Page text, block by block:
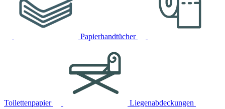
Papierhandtücher
Toilettenpapier Liegenabdeckungen